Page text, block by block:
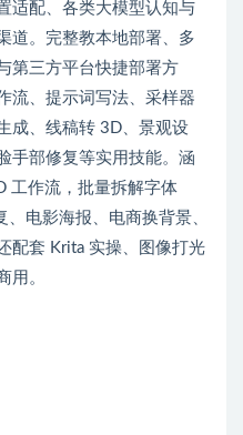
适配、各类大模型认知与
道。完整教本地部署、多
第三方平台快捷部署方
流、提示词写法、采样器
成、线稿转 3D、景观设
手部修复等实用技能。涵
工作流，批量拆解字体
电影海报、电商换背景、
配套 Krita 实操、图像打光
用。